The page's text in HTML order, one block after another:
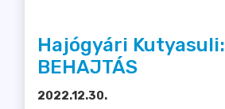
Hajógyári Kutyasuli:
BEHAJTÁS
2022.12.30.